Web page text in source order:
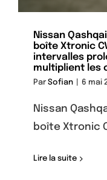
Nissan Qashqai
boîte Xtronic
intervalles
multiplient les
ParSofian 6 mai
Nissan
boîte Xtronic
Lire la suite